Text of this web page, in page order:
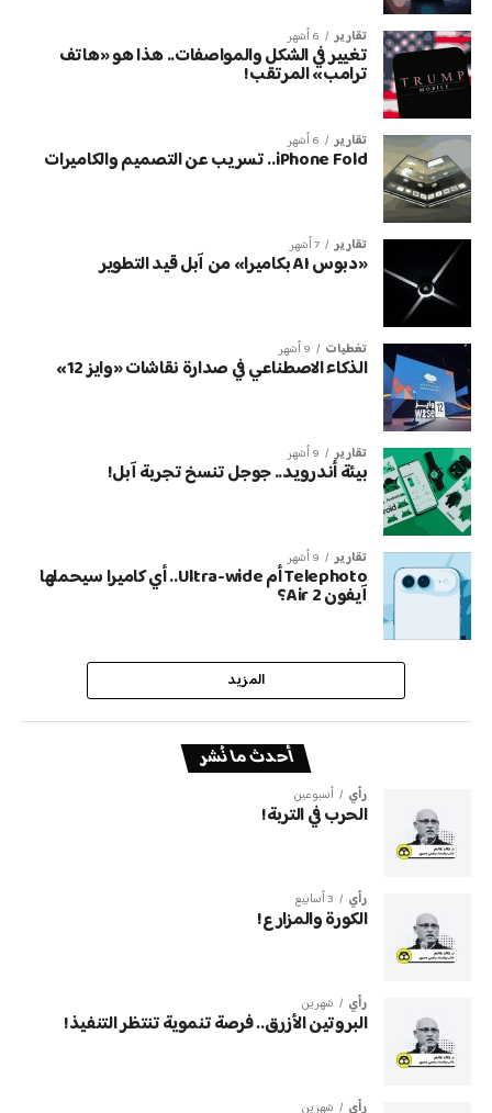
تقارير 6 أشهر
تغيير في الشكل والمواصفات.. هذا هو «هاتف
ترامب» المرتقب!
تقارير 6 أشهر
iPhone Fold.. تسريب عن التصميم والكاميرات
تقارير 7 أشهر
«دبوس AI بكاميرا» من آبل قيد التطوير
تغطيات 9 أشهر
الذكاء الاصطناعي في صدارة نقاشات «وايز 12»
تقارير 9 أشهر
بيئة أندرويد.. جوجل تنسخ تجربة آبل!
تقارير 9 أشهر
Telephoto أم Ultra-wide.. أي كاميرا سيحملها
آيفون Air 2؟
المزيد
أحدث ما نُشر
رأي أسبوعين
الحرب في التربة!
رأي 3 أسابيع
الكورة والمزارع!
رأي شهرين
البروتين الأزرق.. فرصة تنموية تنتظر التنفيذ!
رأي شهرين